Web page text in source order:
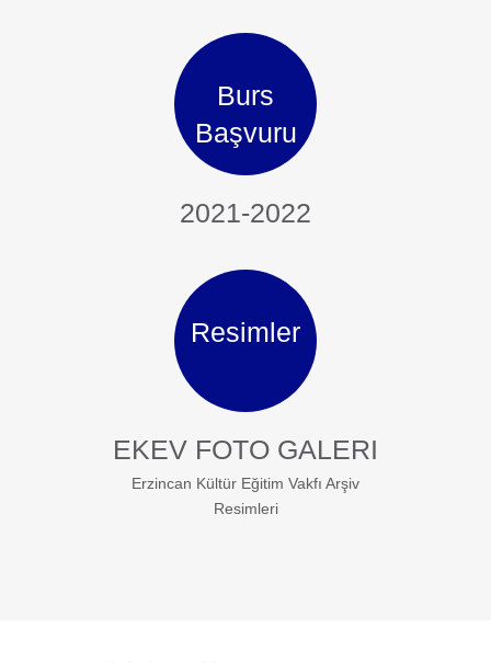
Burs
Başvuru
2021-2022
Resimler
EKEV FOTO GALERI
Erzincan Kültür Eğitim Vakfı Arşiv
Resimleri